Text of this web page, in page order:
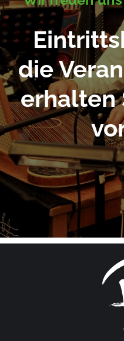
die
erhalten